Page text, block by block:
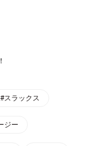
#スラックス
ジー